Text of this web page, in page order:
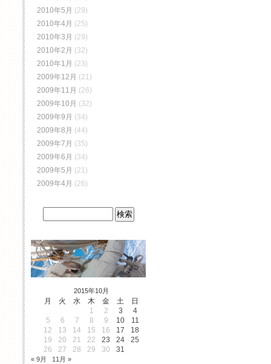
2010年5月 (29)
2010年4月 (25)
2010年3月 (29)
2010年2月 (32)
2010年1月 (23)
2009年12月 (21)
2009年11月 (26)
2009年10月 (32)
2009年9月 (34)
2009年8月 (44)
2009年7月 (35)
2009年6月 (34)
2009年5月 (21)
2009年4月 (26)
2015年10月
月 火 水 木 金 土
日
1
2 3
4
5
6 7 8 9 10
11
12
13 14 15 16 17
18
19
20 21 22 23 24
25
26
27 28 29 30 31
« 9月 11月 »